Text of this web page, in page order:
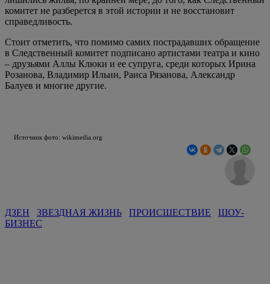
комитет не разберется в этой истории и не восстановит
справедливость.
Стоит отметить, что помимо самих пострадавших обращение
в Следственный комитет подписано артистами театра и кино
– друзьями Аллы Клюки и ее супруга, среди которых Ирина
Розанова, Владимир Ильин, Раиса Рязанова, Александр
Балуев и многие другие.
Источник фото: wikimedia.org
ДЗЕН ЗВЕЗДНАЯ ЖИЗНЬ ПРОИСШЕСТВИЕ
ШОУ-
БИЗНЕС